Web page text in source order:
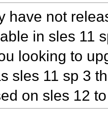
have not
in sles 11
looking to
sles 11 sp 3
on sles 12